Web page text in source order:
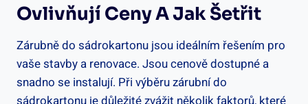
Ovlivňují Ceny A Jak Šetřit
Zárubně do sádrokartonu jsou ideálním řešením pro
vaše stavby a renovace. Jsou cenově dostupné a
snadno se instalují. Při výběru zárubní do